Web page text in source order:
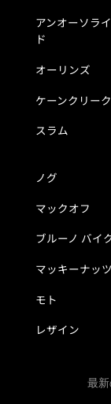
アンオーソラ
ド
オーリンズ
ケーンクリーク
スラム
ノグ
マックオフ
ブルーノ バイ
マッキーナッツ
モト
レザイン
最